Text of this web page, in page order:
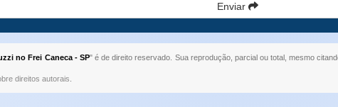
Enviar
no Frei Caneca - SP" é de direito reservado. Sua reprodução, parcial ou total, mesmo
direitos autorais